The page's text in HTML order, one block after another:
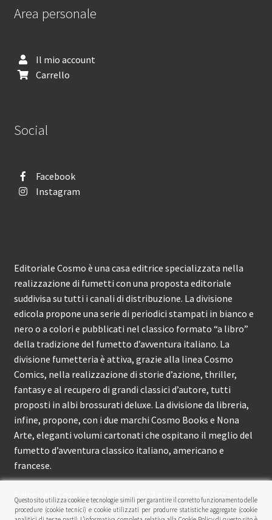
Area personale
Il mio account
Carrello
Social
Facebook
Instagram
Editoriale Cosmo è una casa editrice specializzata nella
realizzazione di fumetti con una proposta editoriale
suddivisa su tutti i canali di distribuzione. La divisione
edicola propone una serie di periodici stampati in bianco e
nero o a colori e pubblicati nel classico formato “a libro”
della tradizione del fumetto d’avventura italiano. La
divisione fumetteria è attiva, grazie alla linea Cosmo
Comics, nella realizzazione di storie d’azione, thriller,
fantasy e al recupero di grandi classici d’autore, tutti
proposti in albi brossurati deluxe. La divisione da libreria,
infine, propone, con i due marchi Cosmo Books e Nona
Arte, eleganti volumi cartonati che ospitano il meglio del
fumetto d’avventura classico italiano, americano e
francese.
Editoriale Cosmo è attiva dal 2012 e propone ai lettori
circa 150 pubblicazioni l’anno.
Questo sito utilizza cookie e tecnologie simili per garantire il corretto funzionamento delle
procedure (cookie tecnici) e cookie utilizzati per produrre statistiche aggregate (cookie